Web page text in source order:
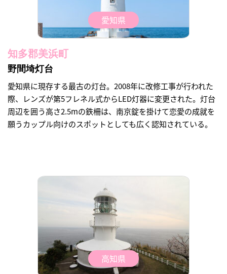
愛知県
知多郡美浜町
野間埼灯台
愛知県に現存する最古の灯台。2008年に改修工事が行われた
際、レンズが第5フレネル式からLED灯器に変更された。灯台
周辺を囲う高さ2.5mの鉄柵は、南京錠を掛けて恋愛の成就を
願うカップル向けのスポットとしても広く認知されている。
高知県